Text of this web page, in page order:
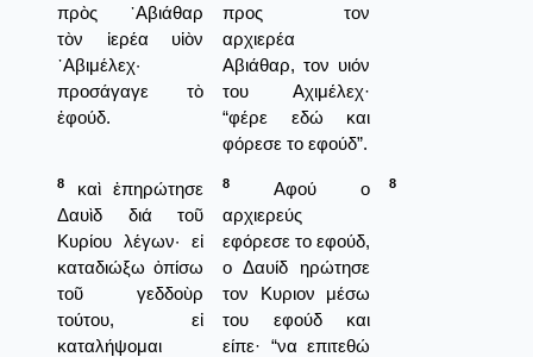
πρὸς ᾿Αβιάθαρ
τὸν ἱερέα υἱὸν
᾿Αβιμέλεχ·
προσάγαγε τὸ
ἐφούδ.
προς τον
αρχιερέα
Αβιάθαρ, τον υιόν
του Αχιμέλεχ·
“φέρε εδώ και
φόρεσε το εφούδ”.
8
καὶ ἐπηρώτησε
Δαυὶδ διά τοῦ
Κυρίου λέγων· εἰ
καταδιώξω ὀπίσω
τοῦ γεδδοὺρ
τούτου, εἰ
καταλήψομαι
8
Αφού ο
αρχιερεύς
εφόρεσε το εφούδ,
ο Δαυίδ ηρώτησε
τον Κυριον μέσω
του εφούδ και
είπε· “να επιτεθώ
8